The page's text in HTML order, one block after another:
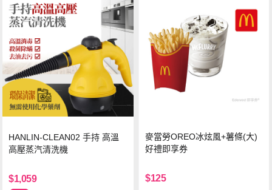
HANLIN-CLEAN02 手持 高溫
高壓蒸汽清洗機
$1,059
麥當勞OREO冰炫風+薯條(大)
好禮即享券
$125